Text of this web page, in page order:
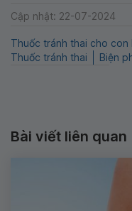
Cập nhật: 22-07-2024
Thuốc tránh thai cho con
Thuốc tránh thai
Biện
Bài viết liên quan